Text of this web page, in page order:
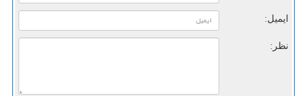
ایمیل:
نظر: